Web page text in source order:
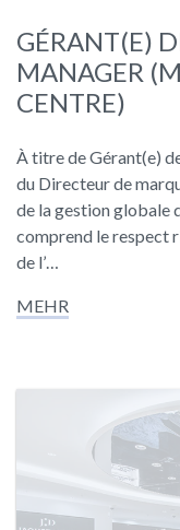
GÉRANT(E)
MANAGER
CENTRE)
À titre de Gérant(e)
du Directeur de
de la gestion globale
comprend le respect
de l’…
MEHR